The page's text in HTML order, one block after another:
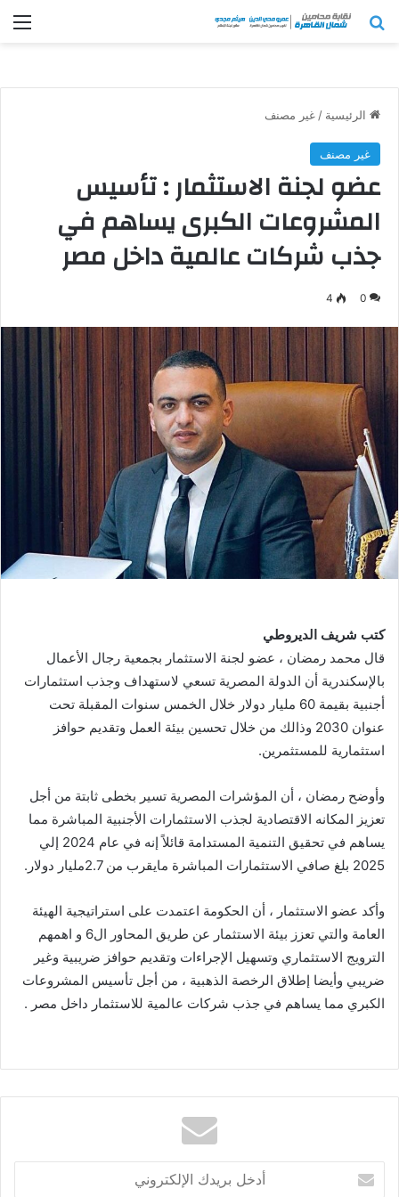
بحث عن
الرئيسية / غير مصنف
غير مصنف
عضو لجنة الاستثمار : تأسيس
المشروعات الكبرى يساهم في
جذب شركات عالمية داخل مصر
0
4
كتب شريف الديروطي
قال محمد رمضان ، عضو لجنة الاستثمار بجمعية رجال الأعمال
بالإسكندرية أن الدولة المصرية تسعي لاستهداف وجذب استثمارات
أجنبية بقيمة 60 مليار دولار خلال الخمس سنوات المقبلة تحت
عنوان 2030 وذالك من خلال تحسين بيئة العمل وتقديم حوافز
استثمارية للمستثمرين.
وأوضح رمضان ، أن المؤشرات المصرية تسير بخطى ثابتة من أجل
تعزيز المكانه الاقتصادية لجذب الاستثمارات الأجنبية المباشرة مما
يساهم في تحقيق التنمية المستدامة قائلاً إنه في عام 2024 إلي
2025 بلغ صافي الاستثمارات المباشرة مايقرب من 2.7مليار دولار.
وأكد عضو الاستثمار ، أن الحكومة اعتمدت على استراتيجية الهيئة
العامة والتي تعزز بيئة الاستثمار عن طريق المحاور ال6 و اهمهم
الترويج الاستثماري وتسهيل الإجراءات وتقديم حوافز ضريبية وغير
ضريبي وأيضا إطلاق الرخصة الذهبية ، من أجل تأسيس المشروعات
الكبري مما يساهم في جذب شركات عالمية للاستثمار داخل مصر .
بريدك